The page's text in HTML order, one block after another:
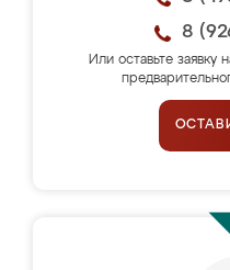
8
Или оставьте заявку